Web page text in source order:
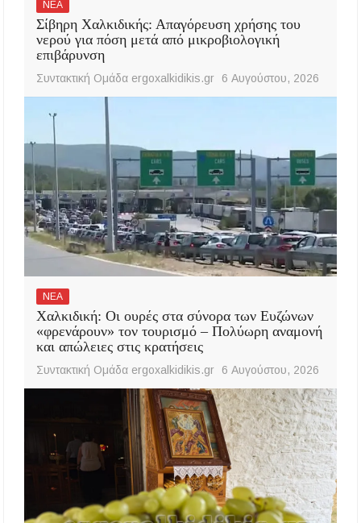
ΝΕΑ
Σίβηρη Χαλκιδικής: Απαγόρευση χρήσης του
νερού για πόση μετά από μικροβιολογική
επιβάρυνση
Συντακτική Ομάδα ergoxalkidikis.gr 6 Αυγούστου, 2026
ΝΕΑ
Χαλκιδική: Οι ουρές στα σύνορα των Ευζώνων
«φρενάρουν» τον τουρισμό – Πολύωρη αναμονή
και απώλειες στις κρατήσεις
Συντακτική Ομάδα ergoxalkidikis.gr 6 Αυγούστου, 2026